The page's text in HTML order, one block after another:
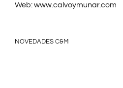
Web:www.calvoymunar.com
NOVEDADES C&M